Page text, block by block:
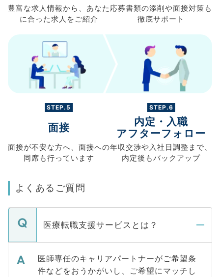
豊富な求人情報から、 あなた
に合った求人を ご紹介
応募書類の添削や面接対策も
徹底サポート
STEP.5
面接
面接が不安な方へ、 面接への
同席も行っています
STEP.6
内定・入職
アフターフォロー
年収交渉や入社日調整まで、
内定後もバックアップ
よくあるご質問
医療転職支援サービスとは？
医師専任のキャリアパートナーがご希望条
件などをおうかがいし、ご希望にマッチし